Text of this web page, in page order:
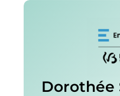
Dorothée